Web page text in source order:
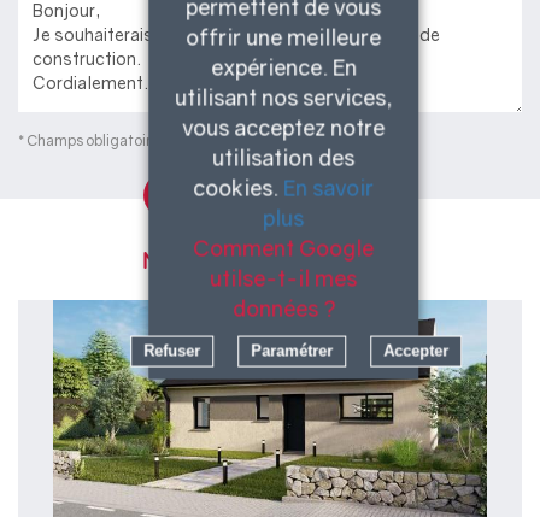
permettent de vous
offrir une meilleure
expérience. En
utilisant nos services,
vous acceptez notre
utilisation des
cookies. En savoir
plus
Comment Google
utilse-t-il mes
données ?
Refuser Paramétrer Accepter
* Champs obligatoires
Envoyer
Nos modèles similaires...